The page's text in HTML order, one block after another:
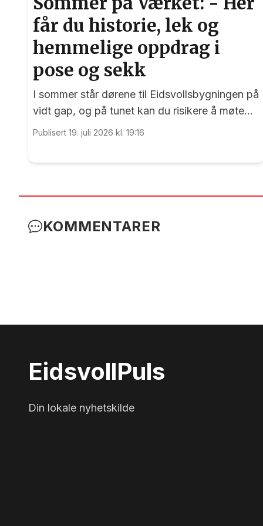
får du historie, lek og
hemmelige oppdrag i
pose og sekk
I sommer står dørene til Eidsvollsbygningen på
vidt gap, og på tunet kan du risikere å møte
blide og hjelpsomme sommervikarer som mer
Publisert 19. juli 2026 kl. 19:16
KOMMENTARER
EidsvollPuls
Din lokale nyhetskilde